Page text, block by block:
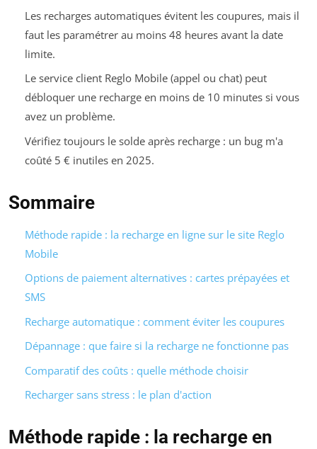
Les recharges automatiques évitent les coupures, mais il
faut les paramétrer au moins 48 heures avant la date
limite.
Le service client Reglo Mobile (appel ou chat) peut
débloquer une recharge en moins de 10 minutes si vous
avez un problème.
Vérifiez toujours le solde après recharge : un bug m'a
coûté 5 € inutiles en 2025.
Sommaire
Méthode rapide : la recharge en ligne sur le site Reglo
Mobile
Options de paiement alternatives : cartes prépayées et
SMS
Recharge automatique : comment éviter les coupures
Dépannage : que faire si la recharge ne fonctionne pas
Comparatif des coûts : quelle méthode choisir
Recharger sans stress : le plan d'action
Méthode rapide : la recharge en